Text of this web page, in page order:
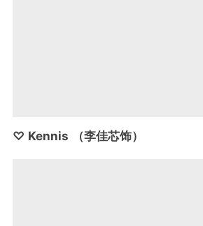
♡ Kennis （李佳芯饰）